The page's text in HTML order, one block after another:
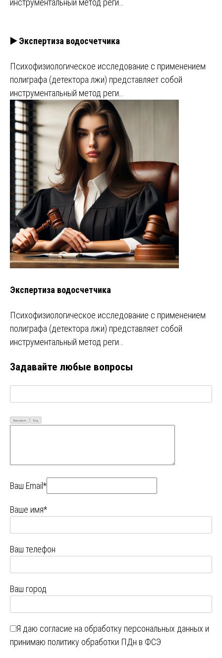
▶️ Экспертиза водосчетчика
Психофизиологическое исследование с применением
полиграфа (детектора лжи) представляет собой
инструментальный метод реги…
Экспертиза водосчетчика
Психофизиологическое исследование с применением
полиграфа (детектора лжи) представляет собой
инструментальный метод реги…
Задавайте любые вопросы
Визуально Код
Ваш Email*
Ваше имя*
Ваш телефон
Ваш город
Я даю согласие на обработку персональных данных и
принимаю политику обработки ПДн в ФСЭ